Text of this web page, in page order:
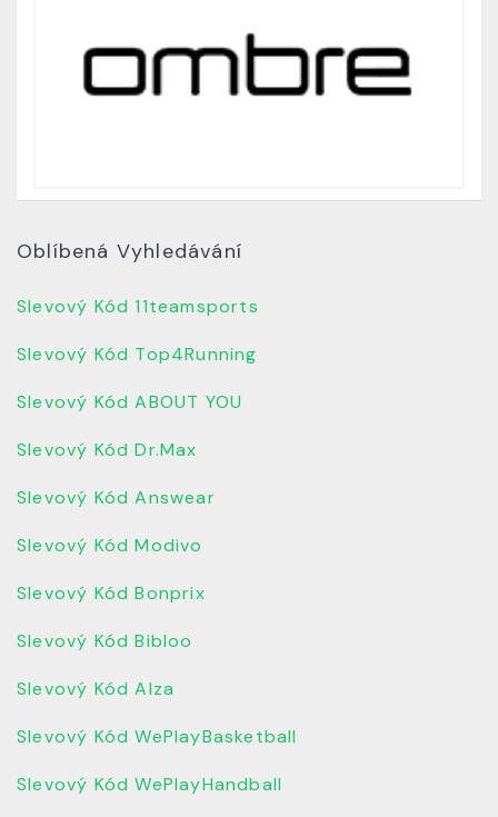
Oblíbená Vyhledávání
Slevový Kód 11teamsports
Slevový Kód Top4Running
Slevový Kód ABOUT YOU
Slevový Kód Dr.Max
Slevový Kód Answear
Slevový Kód Modivo
Slevový Kód Bonprix
Slevový Kód Bibloo
Slevový Kód Alza
Slevový Kód WePlayBasketball
Slevový Kód WePlayHandball